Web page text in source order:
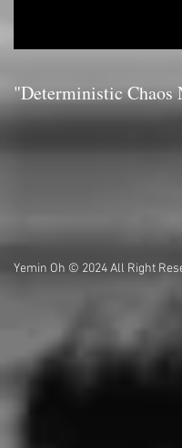
"Deterministic Chaos
Yemin Oh © 2024 All Right